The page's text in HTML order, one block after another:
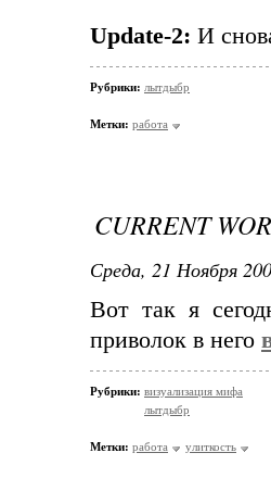
Update-2: И
Рубрики: лытдыбр
Метки: работа
CURRENT
Среда, 21 Ноября
Вот так я
приволок в него
Рубрики: визуализация мифа
лытдыбр
Метки: работа улиткость